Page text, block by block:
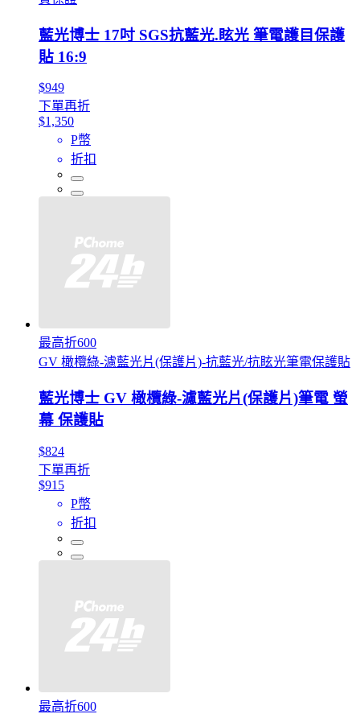
藍光博士 17吋 SGS抗藍光.眩光 筆電護目保護
貼 16:9
$949
下單再折
$1,350
P幣
折扣
最高折600
GV 橄欖綠-濾藍光片(保護片)-抗藍光/抗眩光筆電保護貼
藍光博士 GV 橄欖綠-濾藍光片(保護片)筆電 螢
幕 保護貼
$824
下單再折
$915
P幣
折扣
最高折600